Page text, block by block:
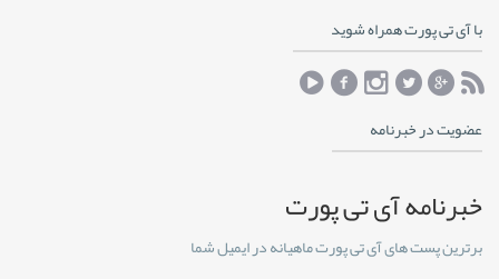
با آی تی پورت همراه شوید
عضویت در خبرنامه
خبرنامه آی تی پورت
برترین پست های آی تی پورت ماهیانه در ایمیل شما